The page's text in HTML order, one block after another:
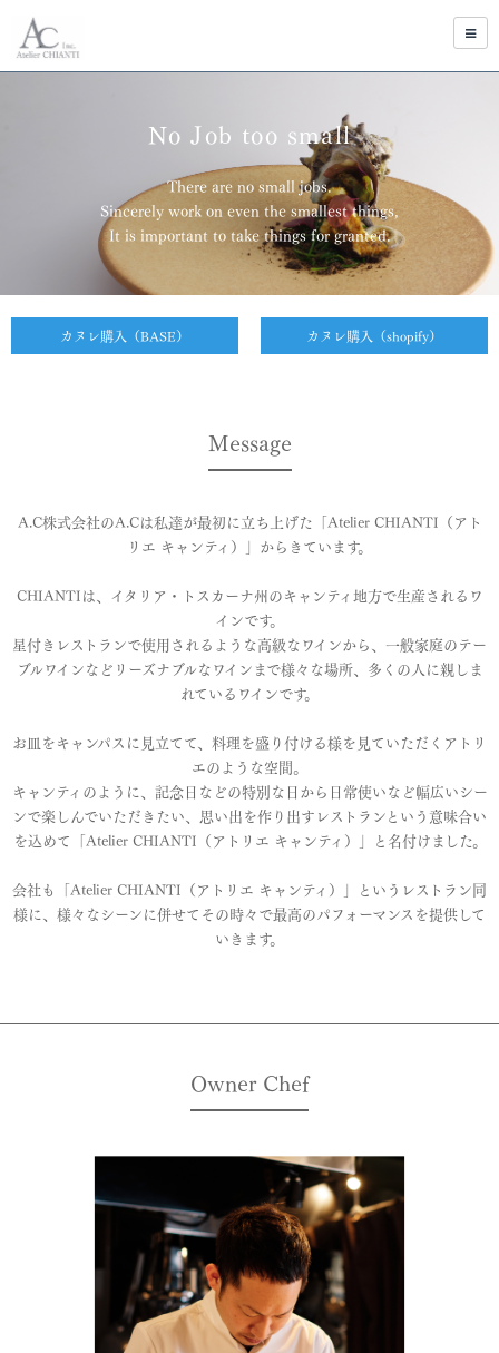
No Job too small
There are no small jobs.
Sincerely work on even the smallest things,
It is important to take things for granted.
カヌレ購入（BASE） カヌレ購入（shopify）
Message
A.C株式会社のA.Cは私達が最初に立ち上げた「Atelier CHIANTI（アト
リエ キャンティ）」からきています。
CHIANTIは、イタリア・トスカーナ州のキャンティ地方で生産されるワ
インです。
星付きレストランで使用されるような高級なワインから、一般家庭のテー
ブルワインなどリーズナブルなワインまで様々な場所、多くの人に親しま
れているワインです。
お皿をキャンパスに見立てて、料理を盛り付ける様を見ていただくアトリ
エのような空間。
キャンティのように、記念日などの特別な日から日常使いなど幅広いシー
ンで楽しんでいただきたい、思い出を作り出すレストランという意味合い
を込めて「Atelier CHIANTI（アトリエ キャンティ）」と名付けました。
会社も「Atelier CHIANTI（アトリエ キャンティ）」というレストラン同
様に、様々なシーンに併せてその時々で最高のパフォーマンスを提供して
いきます。
Owner Chef